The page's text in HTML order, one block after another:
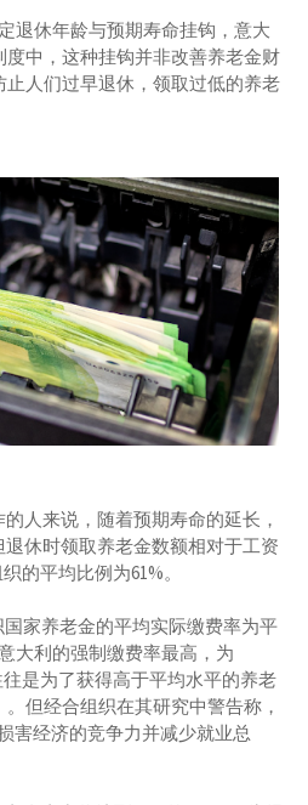
退休年龄与预期寿命挂钩，意大
中，这种挂钩并非改善养老金财
人们过早退休，领取过低的养老
人来说，随着预期寿命的延长，
休时领取养老金数额相对于工资
的平均比例为61%。
国家养老金的平均实际缴费率为平
大利的强制缴费率最高，为
是为了获得高于平均水平的养老
但经合组织在其研究中警告称，
害经济的竞争力并减少就业总